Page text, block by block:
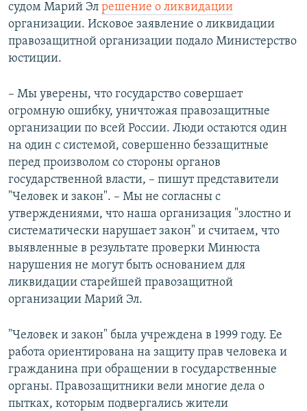
судом Марий Эл решение о ликвидации
организации. Исковое заявление о ликвидации
правозащитной организации подало Министерство
юстиции.
– Мы уверены, что государство совершает
огромную ошибку, уничтожая правозащитные
организации по всей России. Люди остаются один
на один с системой, совершенно беззащитные
перед произволом со стороны органов
государственной власти, – пишут представители
"Человек и закон". – Мы не согласны с
утверждениями, что наша организация "злостно и
систематически нарушает закон" и считаем, что
выявленные в результате проверки Минюста
нарушения не могут быть основанием для
ликвидации старейшей правозащитной
организации Марий Эл.
"Человек и закон" была учреждена в 1999 году. Ее
работа ориентирована на защиту прав человека и
гражданина при обращении в государственные
органы. Правозащитники вели многие дела о
пытках, которым подвергались жители